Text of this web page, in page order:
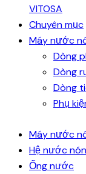
VITOSA
Chuyên mục
Máy nước
Dòng
Dòng
Dòng
Phụ
Máy nước
Hệ nước
Ống nước